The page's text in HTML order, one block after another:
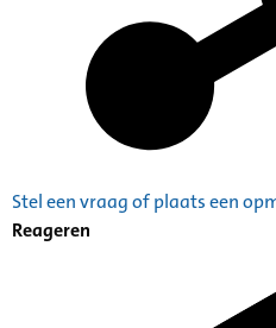
Stel een vraag of plaats een
Reageren